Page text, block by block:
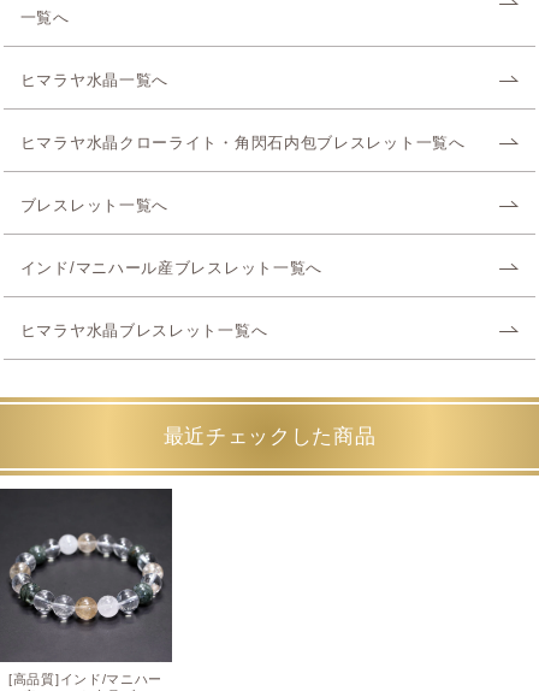
一覧へ
ヒマラヤ水晶一覧へ
ヒマラヤ水晶クローライト・角閃石内包ブレスレット一覧へ
ブレスレット一覧へ
インド/マニハール産ブレスレット一覧へ
ヒマラヤ水晶ブレスレット一覧へ
最近チェックした商品
[高品質]インド/マニハー